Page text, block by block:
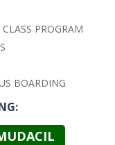
PROGRAM
BOARDING